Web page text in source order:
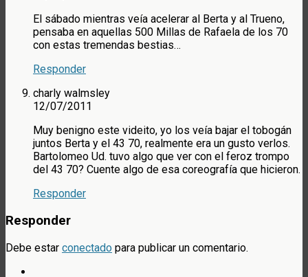
El sábado mientras veía acelerar al Berta y al Trueno,
pensaba en aquellas 500 Millas de Rafaela de los 70
con estas tremendas bestias…
Responder
charly walmsley
12/07/2011
Muy benigno este videito, yo los veía bajar el tobogán
juntos Berta y el 43 70, realmente era un gusto verlos.
Bartolomeo Ud. tuvo algo que ver con el feroz trompo
del 43 70? Cuente algo de esa coreografía que hicieron.
Responder
Responder
Debe estar conectado para publicar un comentario.